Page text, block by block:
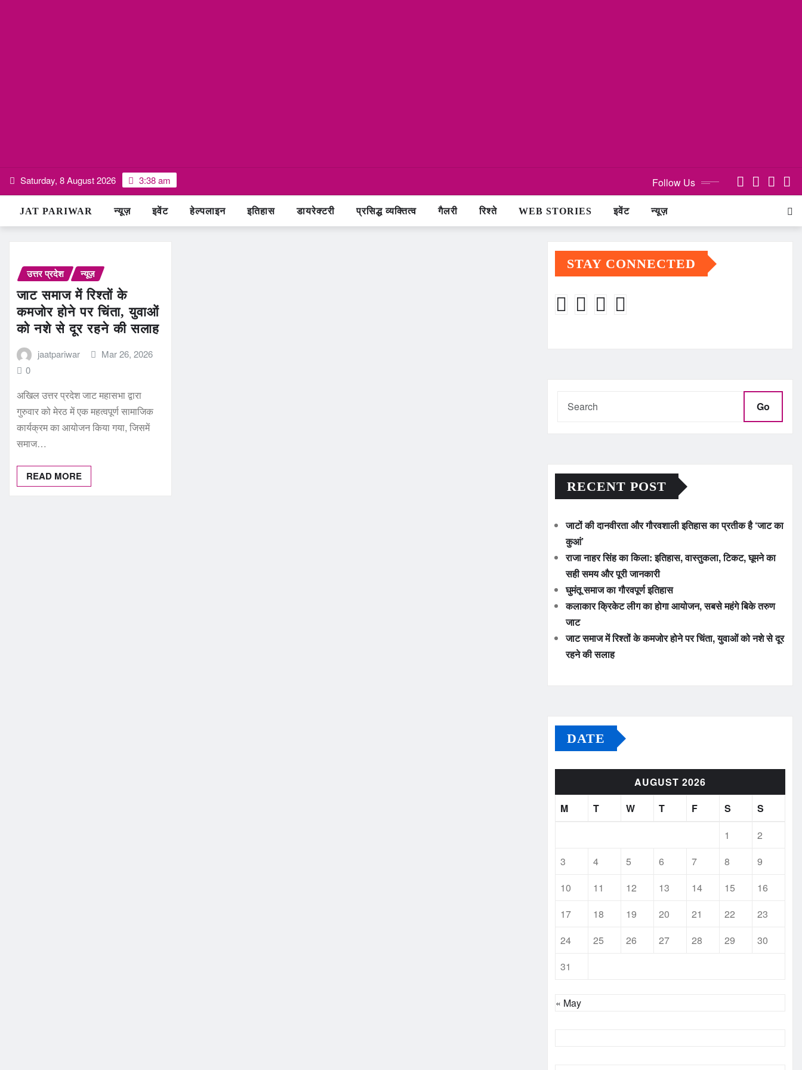
Skip
content
Saturday, 8 August 2026 3:38 am Follow Us
JAT PARIWAR न्यूज़ इवेंट हेल्पलाइन इतिहास डायरेक्टरी प्रसिद्ध व्यक्तित्व गैलरी रिश्ते WEB STORIES इवेंट न्यूज़
उत्तर प्रदेश न्यूज़
जाट समाज में रिश्तों के
कमजोर होने पर चिंता, युवाओं
को नशे से दूर रहने की सलाह
jaatpariwar
Mar 26, 2026
0
अखिल उत्तर प्रदेश जाट महासभा द्वारा
गुरुवार को मेरठ में एक महत्वपूर्ण सामाजिक
कार्यक्रम का आयोजन किया गया, जिसमें
समाज…
READ MORE
STAY CONNECTED
Go
RECENT POST
जाटों की दानवीरता और गौरवशाली इतिहास का प्रतीक है ‘जाट का
कुआं’
राजा नाहर सिंह का किला: इतिहास, वास्तुकला, टिकट, घूमने का
सही समय और पूरी जानकारी
घुमंतू समाज का गौरवपूर्ण इतिहास
कलाकार क्रिकेट लीग का होगा आयोजन, सबसे महंगे बिके तरुण
जाट
जाट समाज में रिश्तों के कमजोर होने पर चिंता, युवाओं को नशे से दूर
रहने की सलाह
DATE
AUGUST 2026
M
T W T F S
S
1
2
3
4 5 6 7 8
9
10
11 12 13 14 15
16
17
18 19 20 21 22
23
24
25 26 27 28 29
30
31
« May